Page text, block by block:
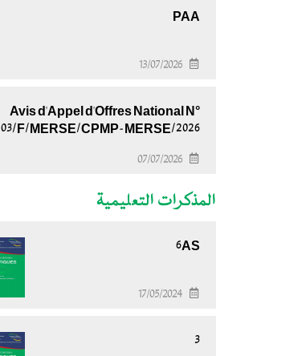
PAA
13/07/2026
Avis d'Appel d'Offres National N°
03/F/MERSE/CPMP-MERSE/2026
07/07/2026
المذكرات التعليمية
6AS
17/05/2024
3